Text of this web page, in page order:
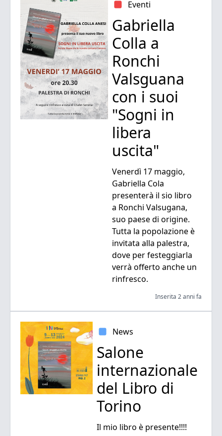
Eventi
Gabriella
Colla a
Ronchi
Valsguana
con i suoi
"Sogni in
libera
uscita"
Venerdì 17 maggio,
Gabriella Cola
presenterà il sio libro
a Ronchi Valsugana,
suo paese di origine.
Tutta la popolazione è
invitata alla palestra,
dove per festeggiarla
verrà offerto anche un
rinfresco.
Inserita 2 anni fa
News
Salone
internazionale
del Libro di
Torino
Il mio libro è presente!!!!